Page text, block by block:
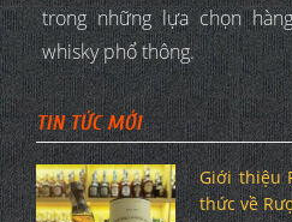
trong những lựa chọn
whisky phổ thông.
TIN TỨC MỚI
Giới thiệu
thức về